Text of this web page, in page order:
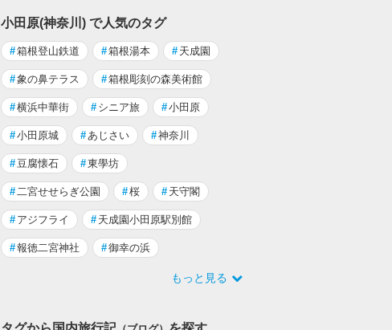
小田原(神奈川) で人気のタグ
#箱根登山鉄道 #箱根湯本 # 天成園
#象の鼻テラス #箱根彫刻の森美術館
#横浜中華街 # シニア旅 #小田原
#小田原城 #あじさい #神奈川
#豆腐懐石 #東學坊
#二宮せせらぎ公園 #桜 # 天守閣
# アジフライ # 天成園小田原駅別館
#報徳二宮神社 #御幸の浜
もっと見る